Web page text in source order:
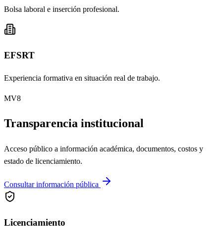
Bolsa laboral e inserción profesional.
EFSRT
Experiencia formativa en situación real de trabajo.
MV8
Transparencia institucional
Acceso público a información académica, documentos, costos y
estado de licenciamiento.
Consultar información pública
Licenciamiento